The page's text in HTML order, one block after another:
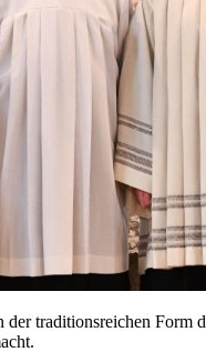
traditionsreichen Form